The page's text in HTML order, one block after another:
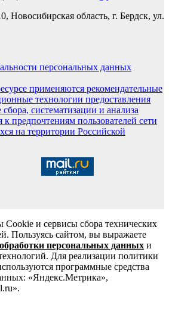
Новосибирская область, г. Бердск, ул.
персональных данных
применяются рекомендательные
технологии предоставления
систематизации и анализа
предпочтениям пользователей сети
на территории Российской
Cookie и сервисы сбора технических
Пользуясь сайтом, вы выражаете
персональных данных и
Для реализации политики
программные средства
«Яндекс.Метрика»,